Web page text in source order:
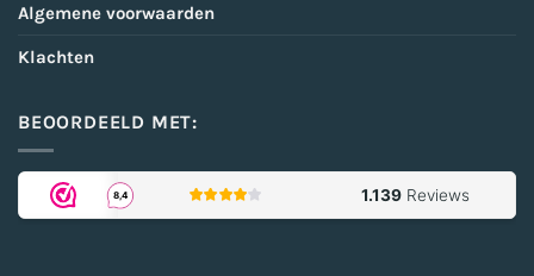
Algemene voorwaarden
Klachten
BEOORDEELD MET: